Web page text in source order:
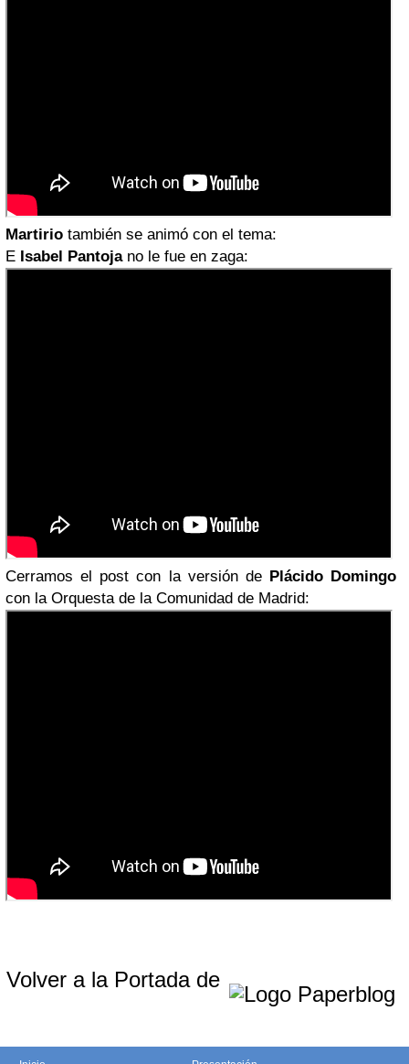
Martirio también se animó con el tema:
E Isabel Pantojano le fue en zaga:
Cerramos el post con la versión de Plácido Domingo
con la Orquesta de la Comunidad de Madrid:
Volver a la Portada de